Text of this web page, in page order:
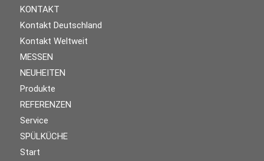
KONTAKT
Kontakt Deutschland
Kontakt Weltweit
MESSEN
NEUHEITEN
Produkte
REFERENZEN
Service
SPÜLKÜCHE
Start